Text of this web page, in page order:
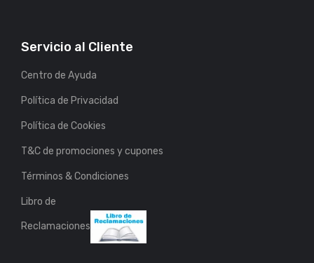
Servicio al Cliente
Centro de Ayuda
Política de Privacidad
Política de Cookies
T&C de promociones y cupones
Términos & Condiciones
Libro de
Reclamaciones